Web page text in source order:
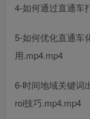
4-如何通过直通车
5-如何优化直通车
用.mp4.mp4
6-时间地域关键词
roi技巧.mp4.mp4